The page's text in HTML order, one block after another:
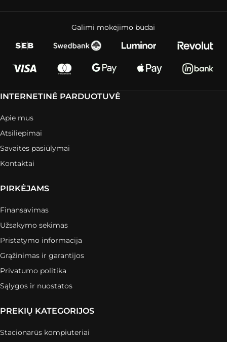
Galimi mokėjimo būdai
INTERNETINĖ PARDUOTUVĖ
Apie mus
Atsiliepimai
Savaitės pasiūlymai
Kontaktai
PIRKĖJAMS
Finansavimas
Užsakymo sekimas
Pristatymo informacija
Grąžinimas ir garantijos
Privatumo politika
Sąlygos ir nuostatos
PREKIŲ KATEGORIJOS
Stacionarūs kompiuteriai